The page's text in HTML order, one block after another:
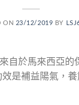
ON 23/12/2019 BY
自於馬來西亞的
是補益陽氣，